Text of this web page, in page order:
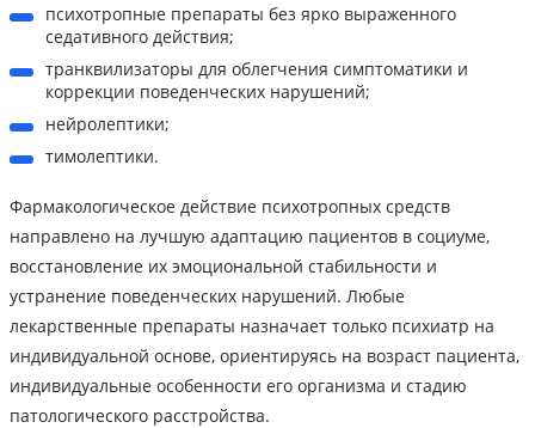
психотропные препараты без ярко выраженного
седативного действия;
транквилизаторы для облегчения симптоматики и
коррекции поведенческих нарушений;
нейролептики;
тимолептики.
Фармакологическое действие психотропных средств
направлено на лучшую адаптацию пациентов в социуме,
восстановление их эмоциональной стабильности и
устранение поведенческих нарушений. Любые
лекарственные препараты назначает только психиатр на
индивидуальной основе, ориентируясь на возраст пациента,
индивидуальные особенности его организма и стадию
патологического расстройства.